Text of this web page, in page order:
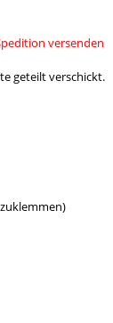
versenden
geteilt verschickt.